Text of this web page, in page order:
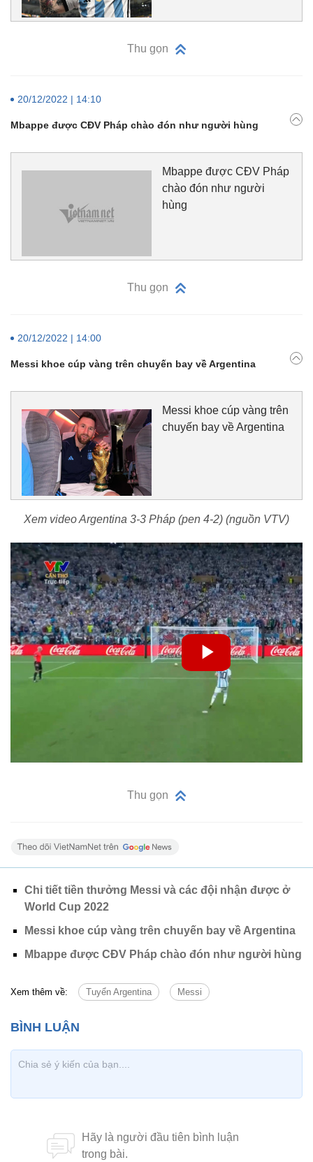
Thu gọn
20/12/2022 | 14:10
Mbappe được CĐV Pháp chào đón như người hùng
Mbappe được CĐV Pháp
chào đón như người
hùng
Thu gọn
20/12/2022 | 14:00
Messi khoe cúp vàng trên chuyến bay về Argentina
Messi khoe cúp vàng trên
chuyến bay về Argentina
Xem video Argentina 3-3 Pháp (pen 4-2) (nguồn VTV)
Thu gọn
Chi tiết tiền thưởng Messi và các đội nhận được ở
World Cup 2022
Messi khoe cúp vàng trên chuyến bay về Argentina
Mbappe được CĐV Pháp chào đón như người hùng
Xem thêm về: Tuyển Argentina Messi